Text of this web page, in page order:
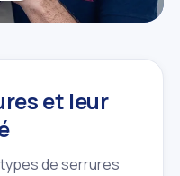
et leur
de serrures